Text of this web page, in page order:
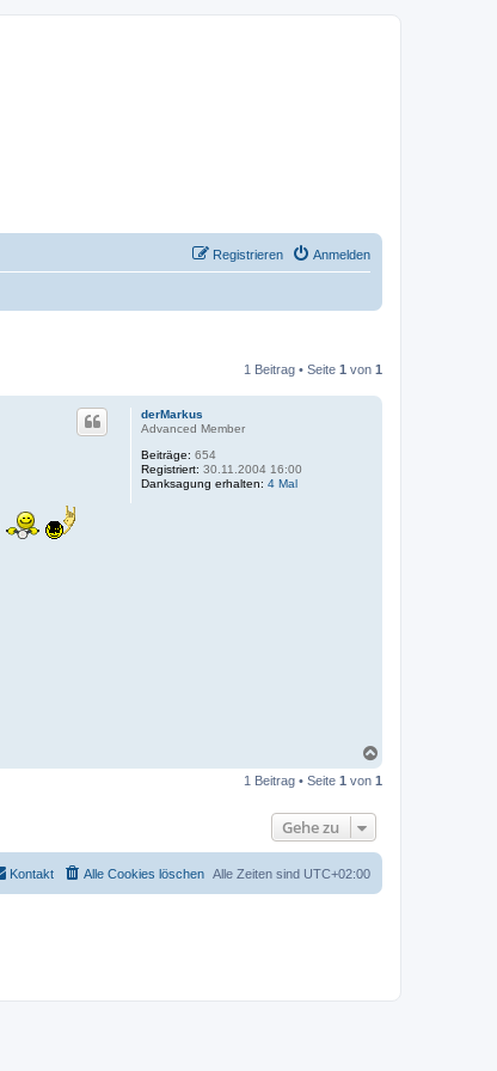
Anmelden
Registrieren
1 Beitrag • Seite 1 von 1
derMarkus
Advanced Member
Beiträge: 654
Registriert: 30.11.2004 16:00
Danksagung erhalten: 4 Mal
c
1 Beitrag • Seite 1 von 1
Gehe zu
Alle Zeiten sind UTC+02:00
Alle Cookies löschen
Kontakt